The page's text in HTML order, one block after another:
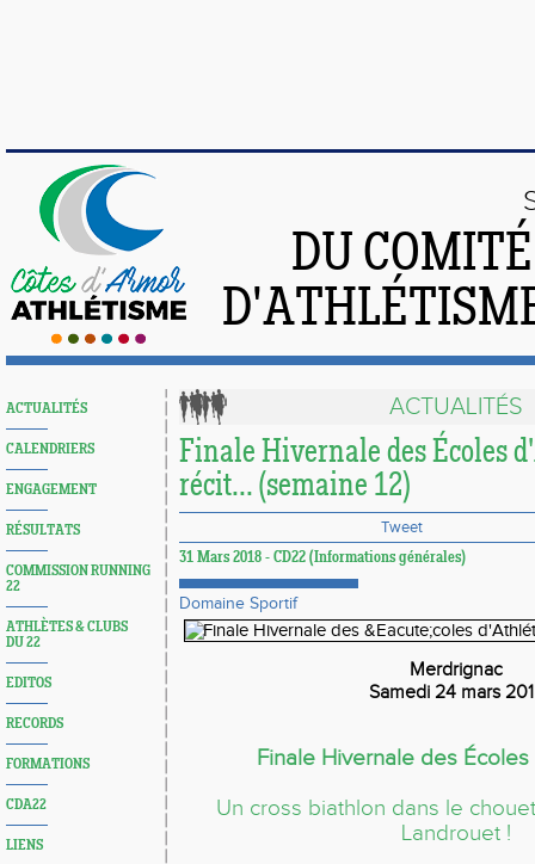
DU
ACTUALITÉS
CALENDRIERS
ENGAGEMENT
RÉSULTATS
COMMISSION RUNNING
22
ATHLÈTES & CLUBS
DU 22
EDITOS
RECORDS
FORMATIONS
CDA22
LIENS
ACTUALITÉS
Finale Hivernale des Écoles
récit... (semaine 12)
Tweet
31 Mars 2018 - CD22 (Informations générales)
Domaine Sportif
Merdrignac
Samedi 24 mars
Finale Hivernale des Écoles
Un cross biathlon dans le
Landrouet !